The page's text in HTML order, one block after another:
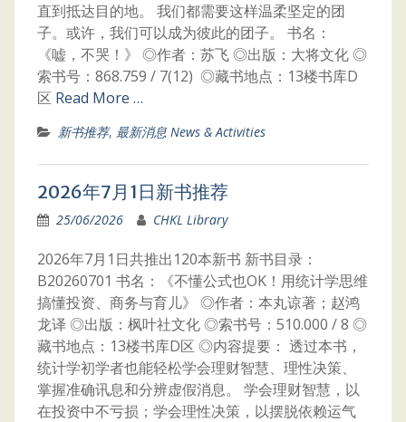
直到抵达目的地。 我们都需要这样温柔坚定的团
子。或许，我们可以成为彼此的团子。 书名：
《嘘，不哭！》 ◎作者：苏飞 ◎出版：大将文化 ◎
索书号：868.759 / 7(12) ◎藏书地点：13楼书库D
区 Read More …
新书推荐, 最新消息 News & Activities
2026年7月1日新书推荐
25/06/2026 CHKL Library
2026年7月1日共推出120本新书 新书目录：
B20260701 书名：《不懂公式也OK！用统计学思维
搞懂投资、商务与育儿》 ◎作者：本丸谅著；赵鸿
龙译 ◎出版：枫叶社文化 ◎索书号：510.000 / 8 ◎
藏书地点：13楼书库D区 ◎内容提要： 透过本书，
统计学初学者也能轻松学会理财智慧、理性决策、
掌握准确讯息和分辨虚假消息。 学会理财智慧，以
在投资中不亏损；学会理性决策，以摆脱依赖运气